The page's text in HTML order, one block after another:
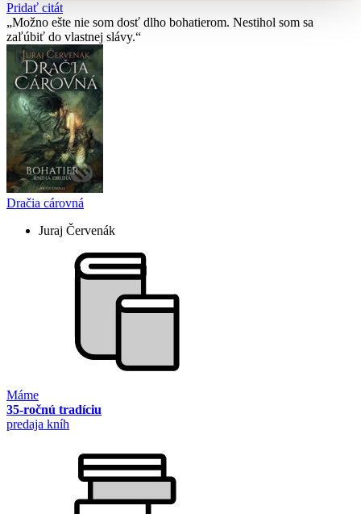
Pridať citát
Možno ešte nie som dosť dlho bohatierom. Nestihol som sa
zaľúbiť do vlastnej slávy.
Dračia cárovná
Juraj Červenák
Máme
35-ročnú tradíciu
predaja kníh